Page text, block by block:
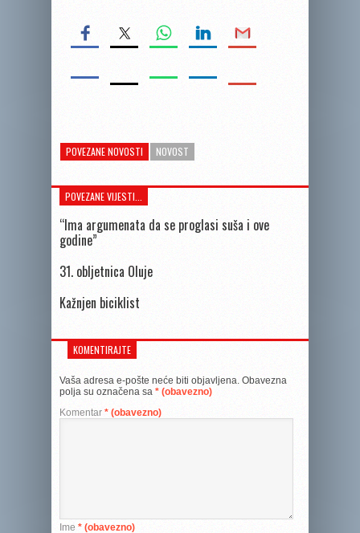
POVEZANE NOVOSTI NOVOST
POVEZANE VIJESTI...
“Ima argumenata da se proglasi suša i ove
godine”
31. obljetnica Oluje
Kažnjen biciklist
KOMENTIRAJTE
Vaša adresa e-pošte neće biti objavljena. Obavezna
polja su označena sa * (obavezno)
Komentar * (obavezno)
Ime * (obavezno)